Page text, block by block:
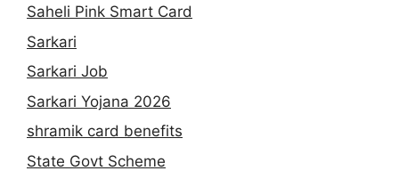
Saheli Pink Smart Card
Sarkari
Sarkari Job
Sarkari Yojana 2026
shramik card benefits
State Govt Scheme